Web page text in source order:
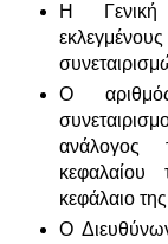
Η Γενική
Ο
ανάλογος
κεφαλαίου
κεφάλαιο
Ο